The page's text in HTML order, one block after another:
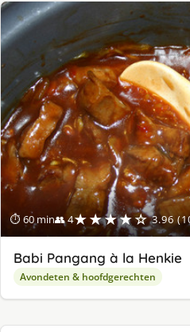
⏱ 60 min👥 4★★★★☆ 3.96
Babi Pangang à la Henkie
Avondeten & hoofdgerechten